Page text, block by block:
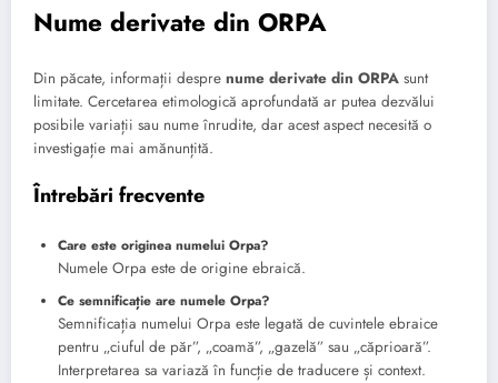
Nume derivate din ORPA
Din păcate, informații despre nume derivate din ORPA sunt
limitate. Cercetarea etimologică aprofundată ar putea dezvălui
posibile variații sau nume înrudite, dar acest aspect necesită o
investigație mai amănunțită.
Întrebări frecvente
Care este originea numelui Orpa?
Numele Orpa este de origine ebraică.
Ce semnificație are numele Orpa?
Semnificația numelui Orpa este legată de cuvintele ebraice
pentru „ciuful de păr”, „coamă”, „gazelă” sau „căprioară”.
Interpretarea sa variază în funcție de traducere și context.